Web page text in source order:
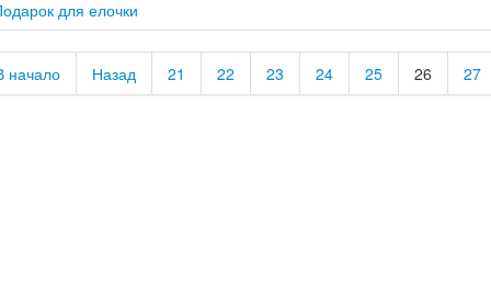
для елочки
начало Назад 21 22 23 24 25 26 27